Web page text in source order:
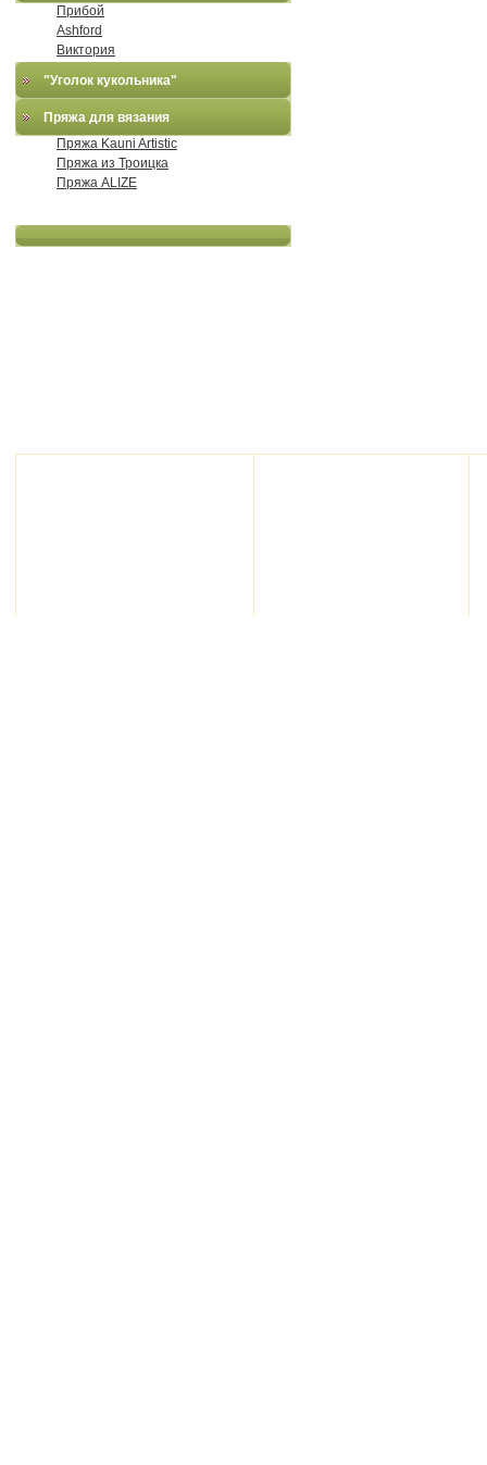
Прибой
Ashford
Виктория
"Уголок кукольника"
Пряжа для вязания
Пряжа Kauni Artistic
Пряжа из Троицка
Пряжа ALIZE